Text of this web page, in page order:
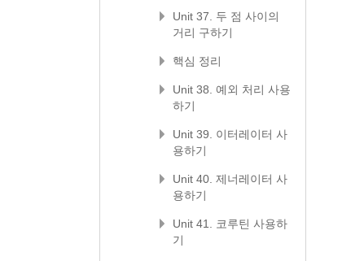
Unit 37. 두 점 사이의
거리 구하기
핵심 정리
Unit 38. 예외 처리 사용
하기
Unit 39. 이터레이터 사
용하기
Unit 40. 제너레이터 사
용하기
Unit 41. 코루틴 사용하
기